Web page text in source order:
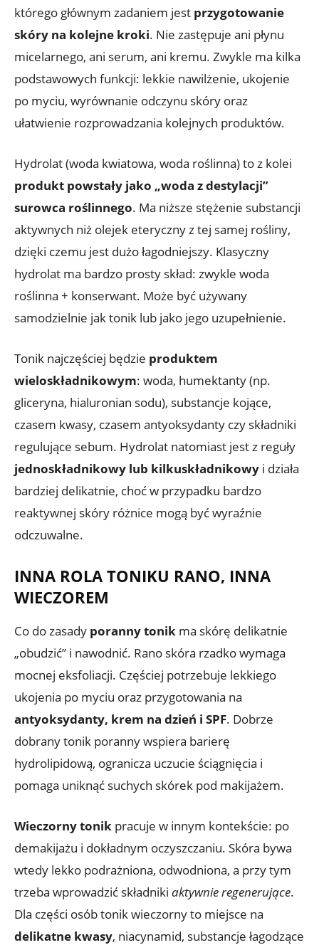
którego głównym zadaniem jest przygotowanie
skóry na kolejne kroki. Nie zastępuje ani płynu
micelarnego, ani serum, ani kremu. Zwykle ma kilka
podstawowych funkcji: lekkie nawilżenie, ukojenie
po myciu, wyrównanie odczynu skóry oraz
ułatwienie rozprowadzania kolejnych produktów.
Hydrolat (woda kwiatowa, woda roślinna) to z kolei
produkt powstały jako „woda z destylacji”
surowca roślinnego. Ma niższe stężenie substancji
aktywnych niż olejek eteryczny z tej samej rośliny,
dzięki czemu jest dużo łagodniejszy. Klasyczny
hydrolat ma bardzo prosty skład: zwykle woda
roślinna + konserwant. Może być używany
samodzielnie jak tonik lub jako jego uzupełnienie.
Tonik najczęściej będzie produktem
wieloskładnikowym: woda, humektanty (np.
gliceryna, hialuronian sodu), substancje kojące,
czasem kwasy, czasem antyoksydanty czy składniki
regulujące sebum. Hydrolat natomiast jest z reguły
jednoskładnikowy lub kilkuskładnikowy i działa
bardziej delikatnie, choć w przypadku bardzo
reaktywnej skóry różnice mogą być wyraźnie
odczuwalne.
INNA ROLA TONIKU RANO, INNA
WIECZOREM
Co do zasady poranny tonik ma skórę delikatnie
„obudzić” i nawodnić. Rano skóra rzadko wymaga
mocnej eksfoliacji. Częściej potrzebuje lekkiego
ukojenia po myciu oraz przygotowania na
antyoksydanty, krem na dzień i SPF. Dobrze
dobrany tonik poranny wspiera barierę
hydrolipidową, ogranicza uczucie ściągnięcia i
pomaga uniknąć suchych skórek pod makijażem.
Wieczorny tonik pracuje w innym kontekście: po
demakijażu i dokładnym oczyszczaniu. Skóra bywa
wtedy lekko podrażniona, odwodniona, a przy tym
trzeba wprowadzić składniki aktywnie regenerujące.
Dla części osób tonik wieczorny to miejsce na
delikatne kwasy, niacynamid, substancje łagodzące